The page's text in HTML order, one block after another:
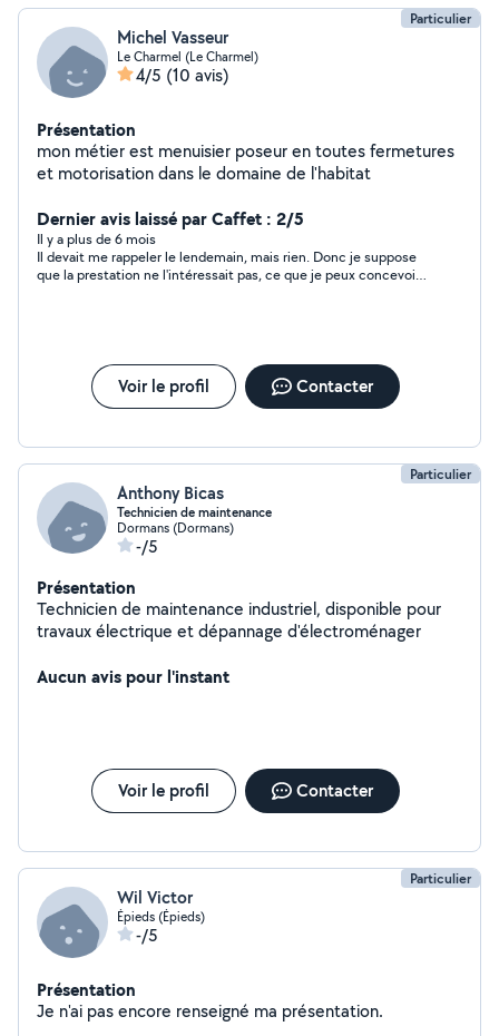
Particulier
Michel Vasseur
Le Charmel (Le Charmel)
4/5 (10 avis)
Présentation
mon métier est menuisier poseur en toutes fermetures
et motorisation dans le domaine de l'habitat
Dernier avis laissé par Caffet : 2/5
Il y a plus de 6 mois
Il devait me rappeler le lendemain, mais rien. Donc je suppose
que la prestation ne l'intéressait pas, ce que je peux concevoir.
Voir le profil Contacter
Particulier
Anthony Bicas
Technicien de maintenance
Dormans (Dormans)
-/5
Présentation
Technicien de maintenance industriel, disponible pour
travaux électrique et dépannage d'électroménager
Aucun avis pour l'instant
Voir le profil Contacter
Particulier
Wil Victor
Épieds (Épieds)
-/5
Présentation
Je n'ai pas encore renseigné ma présentation.